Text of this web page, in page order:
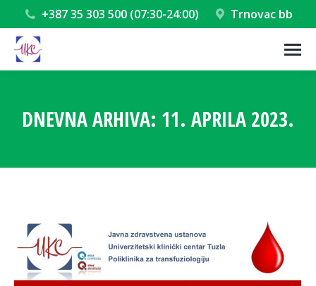
+387 35 303 500 (07:30-24:00) Trnovac bb
DNEVNA ARHIVA: 11. APRILA 2023.